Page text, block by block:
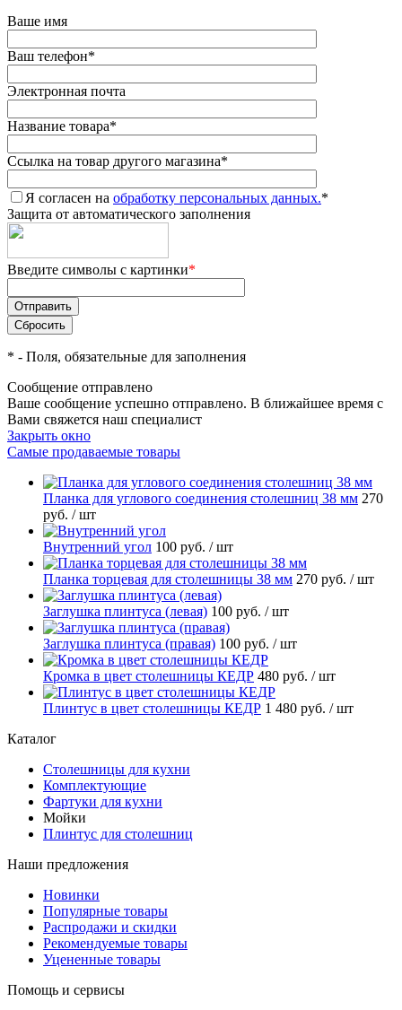
Ваше имя
Ваш телефон*
Электронная почта
Название товара*
Ссылка на товар другого магазина*
Я согласен на обработку персональных данных.*
Защита от автоматического заполнения
Введите символы с картинки*
* - Поля, обязательные для заполнения
Сообщение отправлено
Ваше сообщение успешно отправлено. В ближайшее время с
Вами свяжется наш специалист
Закрыть окно
Самые продаваемые товары
Планка для углового соединения столешниц 38 мм 270
руб. / шт
Внутренний угол 100 руб. / шт
Планка торцевая для столешницы 38 мм 270 руб. / шт
Заглушка плинтуса (левая) 100 руб. / шт
Заглушка плинтуса (правая) 100 руб. / шт
Кромка в цвет столешницы КЕДР 480 руб. / шт
Плинтус в цвет столешницы КЕДР 1 480 руб. / шт
Каталог
Столешницы для кухни
Комплектующие
Фартуки для кухни
Мойки
Плинтус для столешниц
Наши предложения
Новинки
Популярные товары
Распродажи и скидки
Рекомендуемые товары
Уцененные товары
Помощь и сервисы